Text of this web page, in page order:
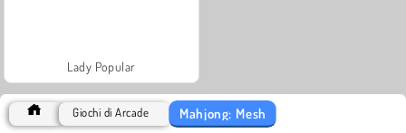
Lady Popular
Giochi di Arcade Mahjong: Mesh